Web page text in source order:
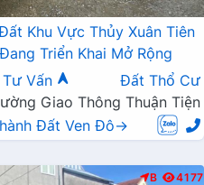
Khu Vực Thủy Xuân Tiên
Triển Khai Mở Rộng
Tư Vấn
Đất Thổ Cư
Giao Thông Thuận Tiện
Đất Ven Đô→
B 4177